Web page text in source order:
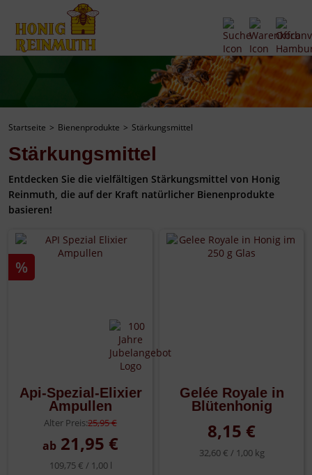
Startseite Bienenprodukte Stärkungsmittel
Stärkungsmittel
Entdecken Sie die vielfältigen Stärkungsmittel von Honig
Reinmuth, die auf der Kraft natürlicher Bienenprodukte
basieren!
%
Api-Spezial-Elixier
Ampullen
Alter Preis:25,95 €
ab 21,95 €
109,75 € / 1,00 l
Gelée Royale in
Blütenhonig
8,15 €
32,60 € / 1,00 kg